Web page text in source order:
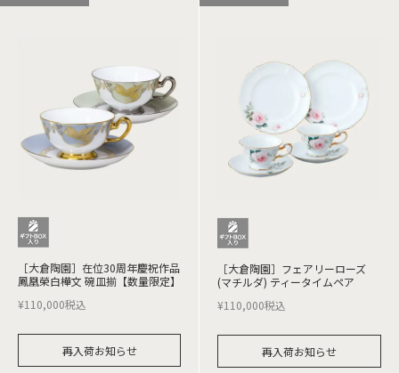
［大倉陶園］在位30周年慶祝作品
鳳凰榮白樺文 碗皿揃【数量限定】
¥110,000税込
再入荷お知らせ
［大倉陶園］フェアリーローズ
(マチルダ) ティータイムペア
¥110,000税込
再入荷お知らせ